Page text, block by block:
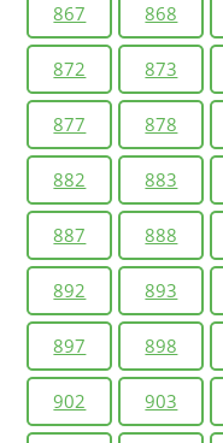
867 868
872 873
877 878
882 883
887 888
892 893
897 898
902 903